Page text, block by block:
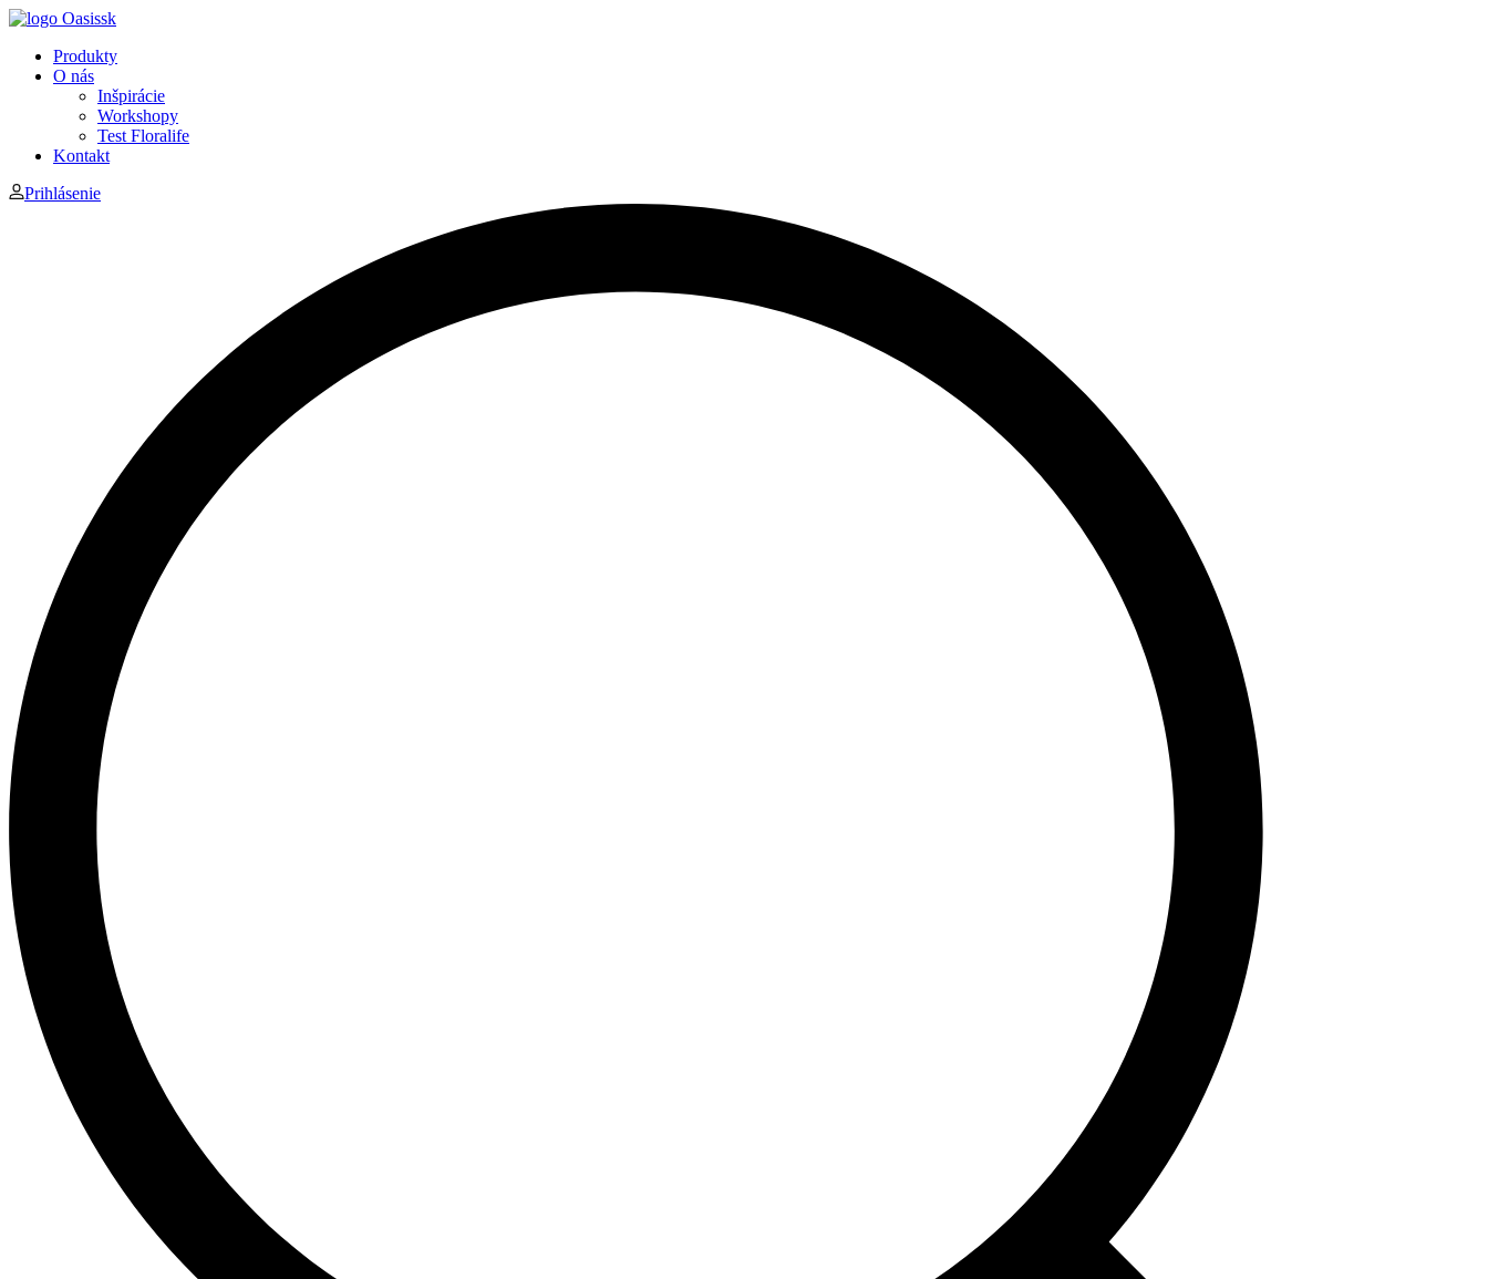
Produkty
O nás
Inšpirácie
Workshopy
Test Floralife
Kontakt
Prihlásenie